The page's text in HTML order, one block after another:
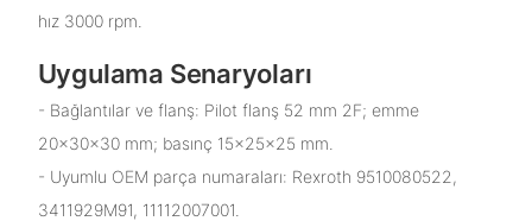
hız 3000 rpm.
Uygulama Senaryoları
- Bağlantılar ve flanş: Pilot flanş 52 mm 2F; emme
20×30×30 mm; basınç 15×25×25 mm.
- Uyumlu OEM parça numaraları: Rexroth 9510080522,
3411929M91, 11112007001.